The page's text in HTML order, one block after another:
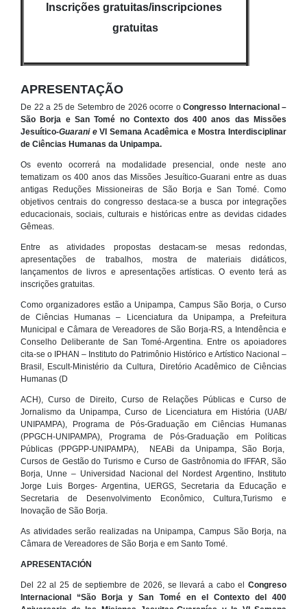
Inscrições gratuitas/inscripciones
gratuitas
APRESENTAÇÃO
De 22 a 25 de Setembro de 2026 ocorre o Congresso Internacional –
São Borja e San Tomé no Contexto dos 400 anos das Missões
Jesuítico-Guarani eVI Semana Acadêmica e Mostra Interdisciplinar
de Ciências Humanas da Unipampa.
Os evento ocorrerá na modalidade presencial, onde neste ano
tematizam os 400 anos das Missões Jesuítico-Guarani entre as duas
antigas Reduções Missioneiras de São Borja e San Tomé. Como
objetivos centrais do congresso destaca-se a busca por integrações
educacionais, sociais, culturais e históricas entre as devidas cidades
Gêmeas.
Entre as atividades propostas destacam-se mesas redondas,
apresentações de trabalhos, mostra de materiais didáticos,
lançamentos de livros e apresentações artísticas. O evento terá as
inscrições gratuitas.
Como organizadores estão a Unipampa, Campus São Borja, o Curso
de Ciências Humanas – Licenciatura da Unipampa, a Prefeitura
Municipal e Câmara de Vereadores de São Borja-RS, a Intendência e
Conselho Deliberante de San Tomé-Argentina. Entre os apoiadores
cita-se o IPHAN – Instituto do Patrimônio Histórico e Artístico Nacional –
Brasil, Escult-Ministério da Cultura, Diretório Acadêmico de Ciências
Humanas (D
ACH), Curso de Direito, Curso de Relações Públicas e Curso de
Jornalismo da Unipampa, Curso de Licenciatura em História (UAB/
UNIPAMPA), Programa de Pós-Graduação em Ciências Humanas
(PPGCH-UNIPAMPA), Programa de Pós-Graduação em Políticas
Públicas (PPGPP-UNIPAMPA), NEABi da Unipampa, São Borja,
Cursos de Gestão do Turismo e Curso de Gastrônomia do IFFAR, São
Borja, Unne – Universidad Nacional del Nordest Argentino, Instituto
Jorge Luis Borges- Argentina, UERGS, Secretaria da Educação e
Secretaria de Desenvolvimento Econômico, Cultura,Turismo e
Inovação de São Borja.
As atividades serão realizadas na Unipampa, Campus São Borja, na
Câmara de Vereadores de São Borja e em Santo Tomé.
APRESENTACIÓN
Del 22 al 25 de septiembre de 2026, se llevará a cabo el Congreso
Internacional “São Borja y San Tomé en el Contexto del 400